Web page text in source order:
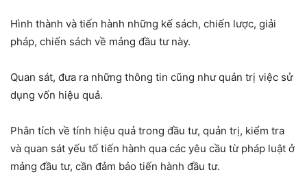
Hình thành và tiến hành những kế sách, chiến lược, giải
pháp, chiến sách về mảng đầu tư này.
Quan sát, đưa ra những thông tin cũng như quản trị việc sử
dụng vốn hiệu quả.
Phân tích về tính hiệu quả trong đầu tư, quản trị, kiểm tra
và quan sát yếu tố tiến hành qua các yêu cầu từ pháp luật ở
mảng đầu tư, cần đảm bảo tiến hành đầu tư.